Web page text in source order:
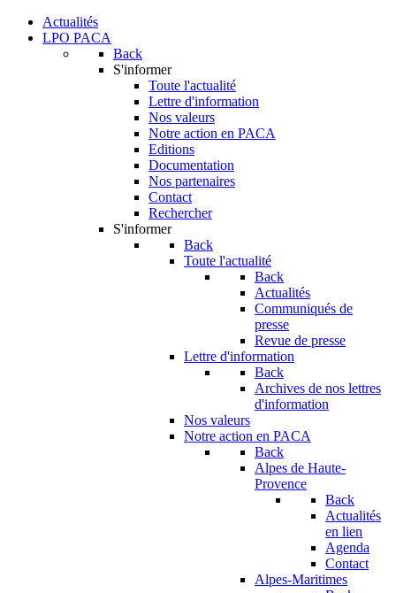
Actualités
LPO PACA
Back
S'informer
Toute l'actualité
Lettre d'information
Nos valeurs
Notre action en PACA
Editions
Documentation
Nos partenaires
Contact
Rechercher
S'informer
Back
Toute l'actualité
Back
Actualités
Communiqués de
presse
Revue de presse
Lettre d'information
Back
Archives de nos lettres
d'information
Nos valeurs
Notre action en PACA
Back
Alpes de Haute-
Provence
Back
Actualités
en lien
Agenda
Contact
Alpes-Maritimes